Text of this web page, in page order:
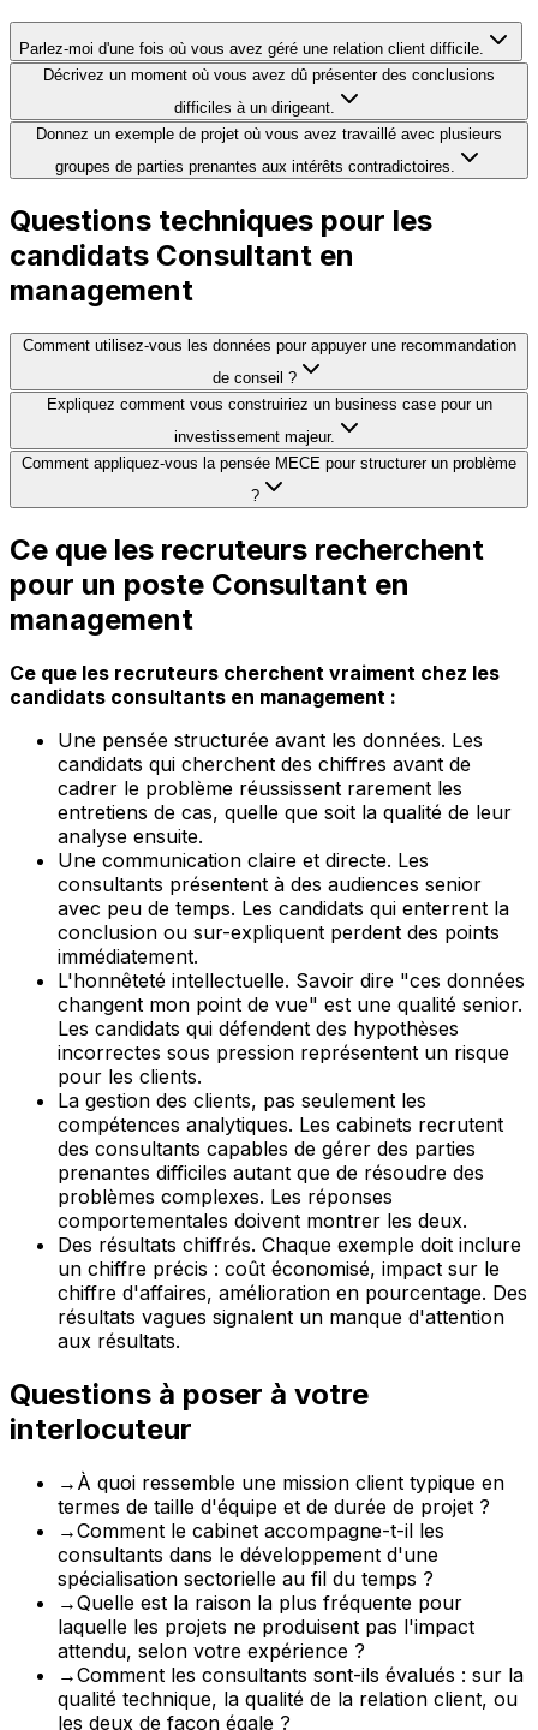
Parlez-moi d'une fois où vous avez géré une relation client difficile.
Décrivez un moment où vous avez dû présenter des conclusions
difficiles à un dirigeant.
Donnez un exemple de projet où vous avez travaillé avec plusieurs
groupes de parties prenantes aux intérêts contradictoires.
Questions techniques pour les
candidats Consultant en
management
Comment utilisez-vous les données pour appuyer une recommandation
de conseil ?
Expliquez comment vous construiriez un business case pour un
investissement majeur.
Comment appliquez-vous la pensée MECE pour structurer un problème
?
Ce que les recruteurs recherchent
pour un poste Consultant en
management
Ce que les recruteurs cherchent vraiment chez les
candidats consultants en management :
Une pensée structurée avant les données. Les
candidats qui cherchent des chiffres avant de
cadrer le problème réussissent rarement les
entretiens de cas, quelle que soit la qualité de leur
analyse ensuite.
Une communication claire et directe. Les
consultants présentent à des audiences senior
avec peu de temps. Les candidats qui enterrent la
conclusion ou sur-expliquent perdent des points
immédiatement.
L'honnêteté intellectuelle. Savoir dire "ces données
changent mon point de vue" est une qualité senior.
Les candidats qui défendent des hypothèses
incorrectes sous pression représentent un risque
pour les clients.
La gestion des clients, pas seulement les
compétences analytiques. Les cabinets recrutent
des consultants capables de gérer des parties
prenantes difficiles autant que de résoudre des
problèmes complexes. Les réponses
comportementales doivent montrer les deux.
Des résultats chiffrés. Chaque exemple doit inclure
un chiffre précis : coût économisé, impact sur le
chiffre d'affaires, amélioration en pourcentage. Des
résultats vagues signalent un manque d'attention
aux résultats.
Questions à poser à votre
interlocuteur
→ À quoi ressemble une mission client typique en
termes de taille d'équipe et de durée de projet ?
→Comment le cabinet accompagne-t-il les
consultants dans le développement d'une
spécialisation sectorielle au fil du temps ?
→Quelle est la raison la plus fréquente pour
laquelle les projets ne produisent pas l'impact
attendu, selon votre expérience ?
→Comment les consultants sont-ils évalués : sur la
qualité technique, la qualité de la relation client, ou
les deux de façon égale ?